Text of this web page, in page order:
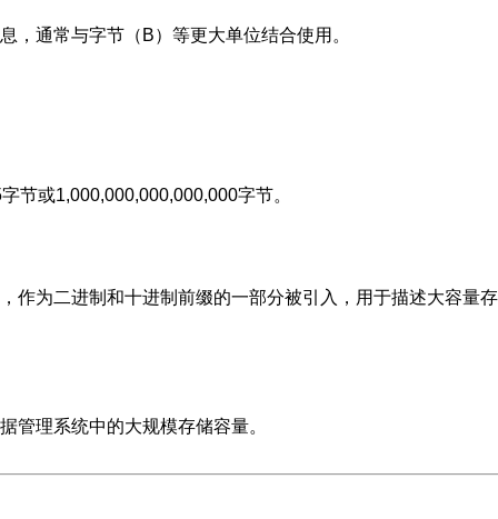
，通常与字节（B）等更大单位结合使用。
节或1,000,000,000,000,000字节。
作为二进制和十进制前缀的一部分被引入，用于描述大容量
管理系统中的大规模存储容量。